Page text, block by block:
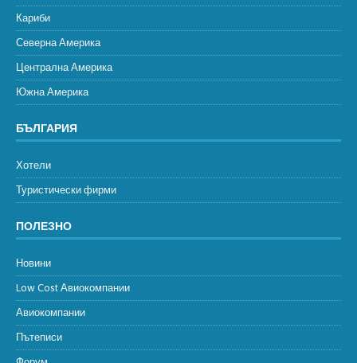
Кариби
Северна Америка
Централна Америка
Южна Америка
БЪЛГАРИЯ
Хотели
Туристически фирми
ПОЛЕЗНО
Новини
Low Cost Авиокомпании
Авиокомпании
Пътеписи